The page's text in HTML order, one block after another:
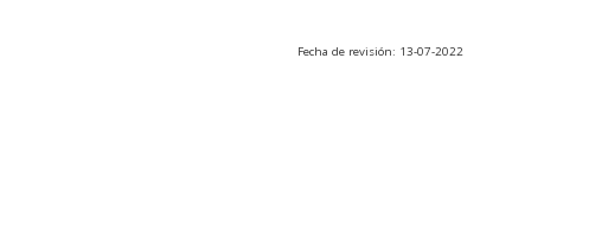
Fecha de revisión: 13-07-2022